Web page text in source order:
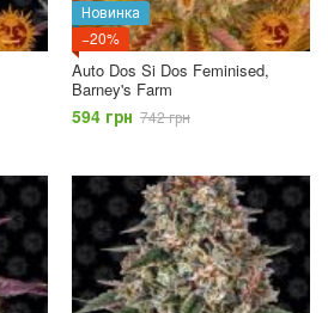
Новинка
−20%
Auto Dos Si Dos Feminised,
Barney's Farm
594 грн 742 грн